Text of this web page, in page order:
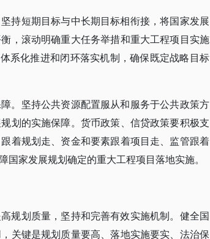
持短期目标与中长期目标相衔接，将国家发展
，滚动明确重大任务举措和重大工程项目实施
系化推进和闭环落实机制，确保既定战略目标
。坚持公共资源配置服从和服务于公共政策方
划的实施保障。货币政策、信贷政策要积极支
着规划走、资金和要素跟着项目走、监管跟着
家发展规划确定的重大工程项目落地实施。
规划质量，坚持和完善有效实施机制。健全国
关键是规划质量要高、落地实施要实、法治保